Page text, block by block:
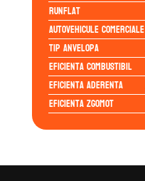
Runflat
Autovehicule comerciale
Tip anvelopa
Eficienta Combustibil
Eficienta Aderenta
Eficienta Zgomot